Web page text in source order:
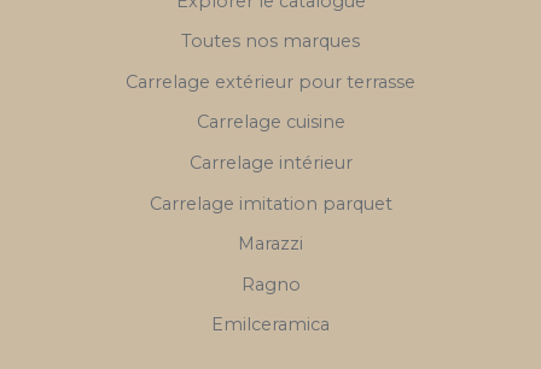
Toutes nos marques
Carrelage extérieur pour terrasse
Carrelage cuisine
Carrelage intérieur
Carrelage imitation parquet
Marazzi
Ragno
Emilceramica